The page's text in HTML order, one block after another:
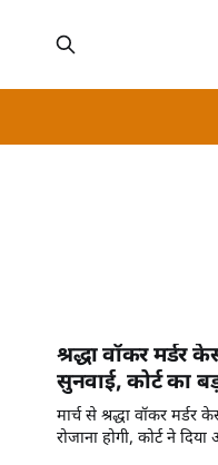
श्रद्धा वॉकर मर्डर
सुनवाई, कोर्ट का
मार्च से श्रद्धा वॉकर मर्डर
रोजाना होगी, कोर्ट ने